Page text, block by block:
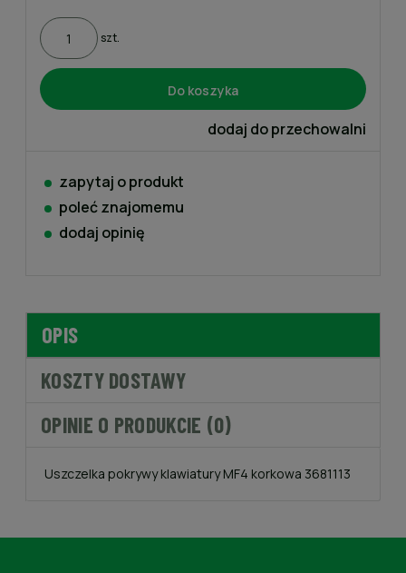
szt.
Do koszyka
dodaj do przechowalni
zapytaj o produkt
poleć znajomemu
dodaj opinię
OPIS
KOSZTY DOSTAWY
OPINIE O PRODUKCIE (0)
Uszczelka pokrywy klawiatury MF4 korkowa 3681113